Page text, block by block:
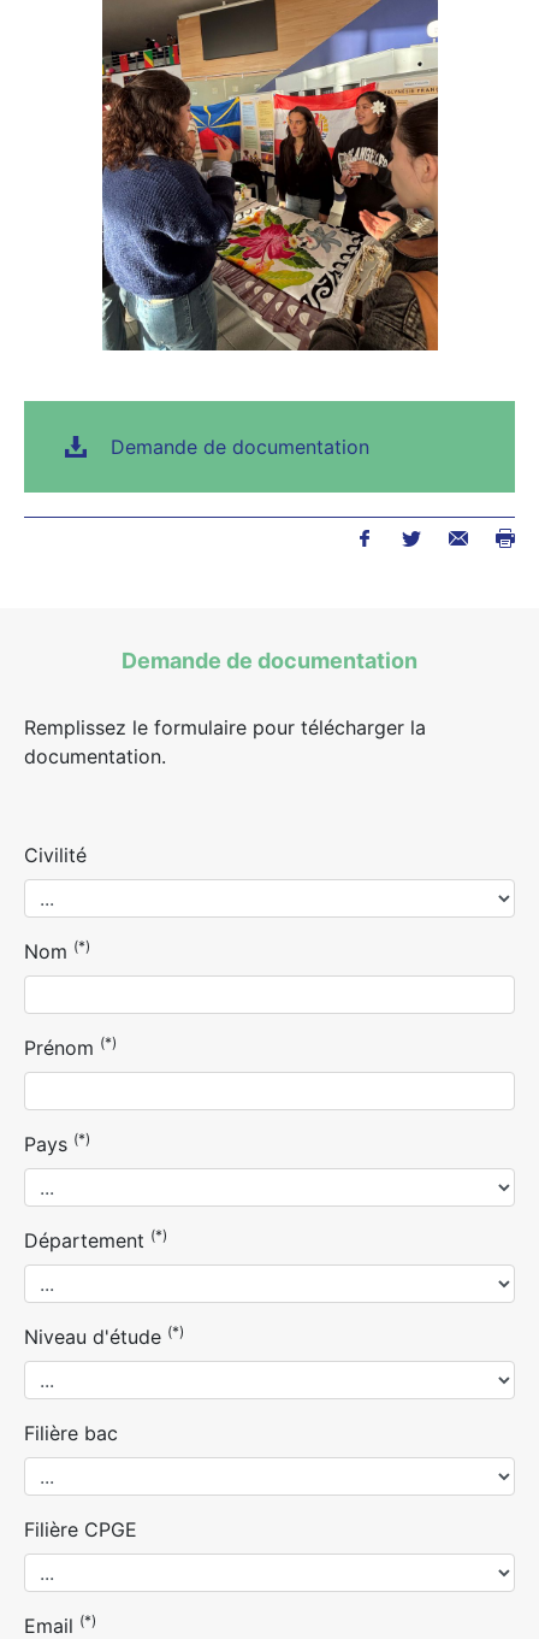
Demande de documentation
Demande de documentation
Remplissez le formulaire pour télécharger la
documentation.
Civilité
Nom (*)
Prénom (*)
Pays (*)
Département (*)
Niveau d'étude (*)
Filière bac
Filière CPGE
Email (*)